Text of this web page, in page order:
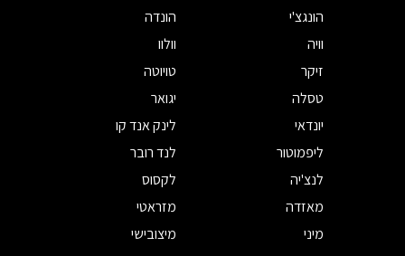
הונגצ'י
הונדה
וויה
וולוו
זיקר
טויוטה
טסלה
יגואר
יונדאי
לינק אנד קו
ליפמוטור
לנד רובר
לנצ'יה
לקסוס
מאזדה
מזראטי
מיני
מיצובישי